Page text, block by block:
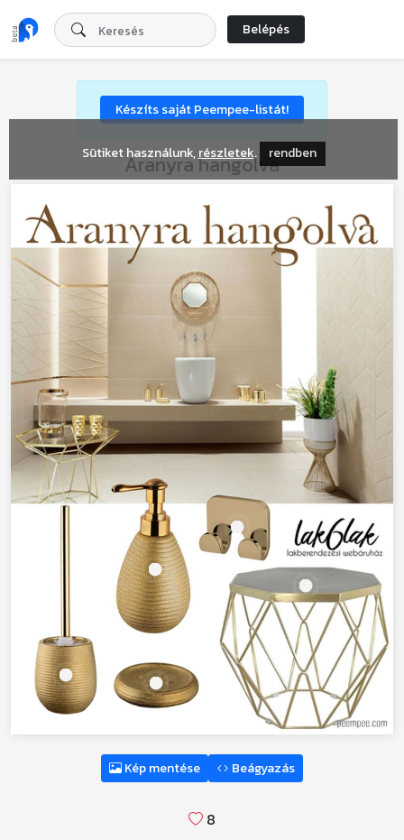
Sütiket használunk,részletek. rendben
Belépés
Készíts saját Peempee-listát!
Aranyra hangolva
Kép mentése Beágyazás
8